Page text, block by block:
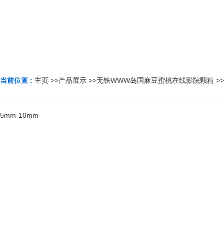
当前位置 : 主页 >>产品展示 >>无铁WWW岛国麻豆蜜桃在线影院颗粒 >>
5mm-10mm